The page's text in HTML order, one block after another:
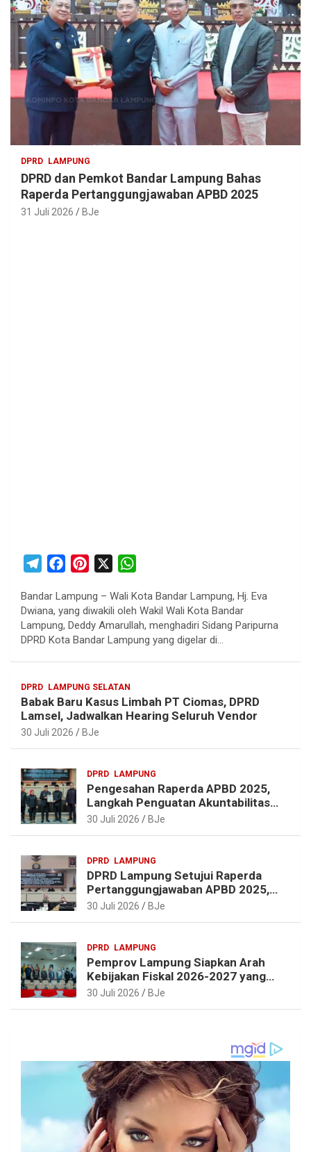
DPRD LAMPUNG
DPRD dan Pemkot Bandar Lampung Bahas
Raperda Pertanggungjawaban APBD 2025
31 Juli 2026 BJe
l
e
g
m
c
e
b
k
n
t
e
s
t
a
s
Bandar Lampung – Wali Kota Bandar Lampung, Hj. Eva
Dwiana, yang diwakili oleh Wakil Wali Kota Bandar
Lampung, Deddy Amarullah, menghadiri Sidang Paripurna
DPRD Kota Bandar Lampung yang digelar di…
DPRD LAMPUNG SELATAN
Babak Baru Kasus Limbah PT Ciomas, DPRD
Lamsel, Jadwalkan Hearing Seluruh Vendor
30 Juli 2026 BJe
DPRD LAMPUNG
Pengesahan Raperda APBD 2025,
Langkah Penguatan Akuntabilitas
dan Pembangunan Lampung
30 Juli 2026 BJe
DPRD LAMPUNG
DPRD Lampung Setujui Raperda
Pertanggungjawaban APBD 2025,
Beri Sejumlah Rekomendasi
30 Juli 2026 BJe
DPRD LAMPUNG
Pemprov Lampung Siapkan Arah
Kebijakan Fiskal 2026-2027 yang
Realistis dan Berkelanjutan
30 Juli 2026 BJe